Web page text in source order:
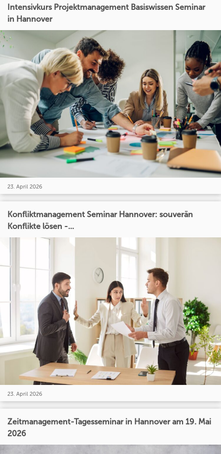
Intensivkurs Projektmanagement Basiswissen Seminar
in Hannover
23. April 2026
Konfliktmanagement Seminar Hannover: souverän
Konflikte lösen -...
23. April 2026
Zeitmanagement-Tagesseminar in Hannover am 19. Mai
2026